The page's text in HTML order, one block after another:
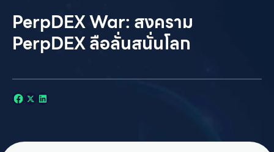
PerpDEX War: สงคราม
PerpDEX ลือลั่นสนั่นโลก